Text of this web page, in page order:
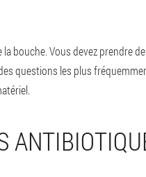
bouche. Vous devez prendre
questions les plus